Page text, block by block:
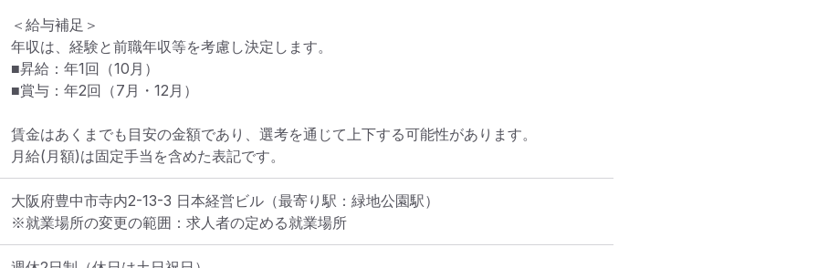
＜給与補足＞
年収は、経験と前職年収等を考慮し決定します。
■昇給：年1回（10月）
■賞与：年2回（7月・12月）
賃金はあくまでも目安の金額であり、選考を通じて上下する可能性があります。
月給(月額)は固定手当を含めた表記です。
大阪府豊中市寺内2-13-3 日本経営ビル （最寄り駅：緑地公園駅）
※就業場所の変更の範囲：求人者の定める就業場所